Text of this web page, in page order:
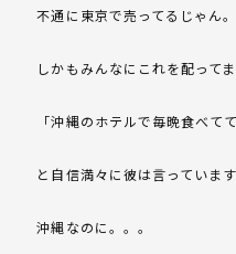
不通に東京で売ってるじゃん。
しかもみんなにこれを配ってま
「沖縄のホテルで毎晩食べて
と自信満々に彼は言っています
沖縄なのに。。。